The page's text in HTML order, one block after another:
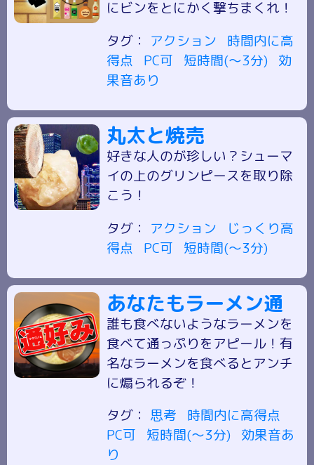
にビンをとにかく撃ちまくれ！
タグ：
アクション
時間内に高
得点
PC可 短時間(～3分)
効
果音あり
丸太と焼売
好きな人のが珍しい？シューマ
イの上のグリンピースを取り除
こう！
タグ：
アクション
じっくり高
得点
PC可 短時間(～3分)
あなたもラーメン通
誰も食べないようなラーメンを
食べて通っぷりをアピール！有
名なラーメンを食べるとアンチ
に煽られるぞ！
タグ： 思考
時間内に高得点
PC可
短時間(～3分)
効果音あ
り